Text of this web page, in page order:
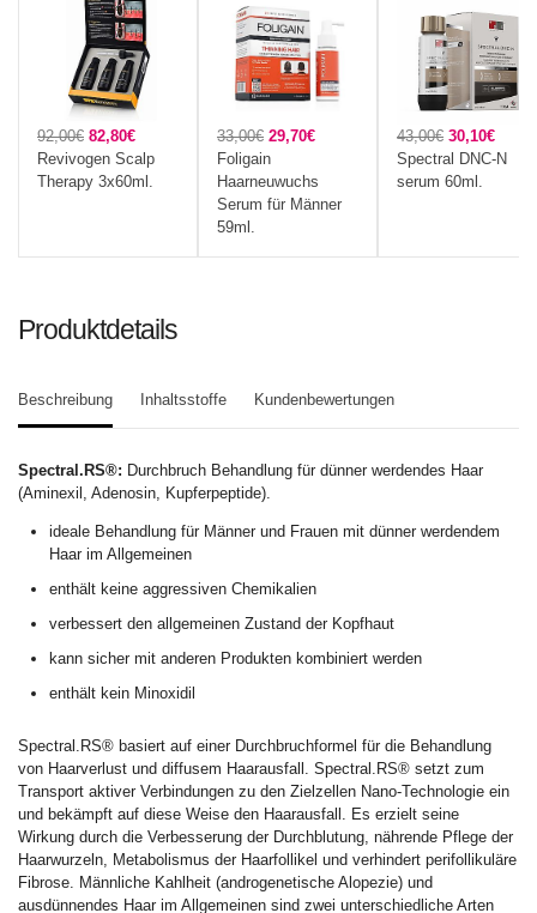
92,00€ 82,80€
Revivogen Scalp
Therapy 3x60ml.
33,00€ 29,70€
Foligain
Haarneuwuchs
Serum für Männer
59ml.
43,00€ 30,10€
Spectral DNC-N
serum 60ml.
Produktdetails
Beschreibung Inhaltsstoffe Kundenbewertungen
Spectral.RS®: Durchbruch Behandlung für dünner werdendes Haar
(Aminexil, Adenosin, Kupferpeptide).
ideale Behandlung für Männer und Frauen mit dünner werdendem
Haar im Allgemeinen
enthält keine aggressiven Chemikalien
verbessert den allgemeinen Zustand der Kopfhaut
kann sicher mit anderen Produkten kombiniert werden
enthält kein Minoxidil
Spectral.RS® basiert auf einer Durchbruchformel für die Behandlung
von Haarverlust und diffusem Haarausfall. Spectral.RS® setzt zum
Transport aktiver Verbindungen zu den Zielzellen Nano-Technologie ein
und bekämpft auf diese Weise den Haarausfall. Es erzielt seine
Wirkung durch die Verbesserung der Durchblutung, nährende Pflege der
Haarwurzeln, Metabolismus der Haarfollikel und verhindert perifollikuläre
Fibrose. Männliche Kahlheit (androgenetische Alopezie) und
ausdünnendes Haar im Allgemeinen sind zwei unterschiedliche Arten